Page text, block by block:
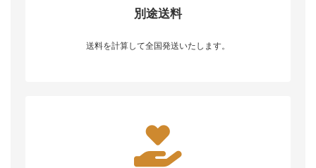
別途送料
送料を計算して全国発送いたします。